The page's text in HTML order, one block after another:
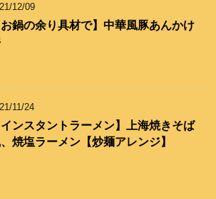
12/09
お鍋の余り具材で】中華風豚あんかけ
11/24
インスタントラーメン】上海焼きそば
焼塩ラーメン【炒麺アレンジ】